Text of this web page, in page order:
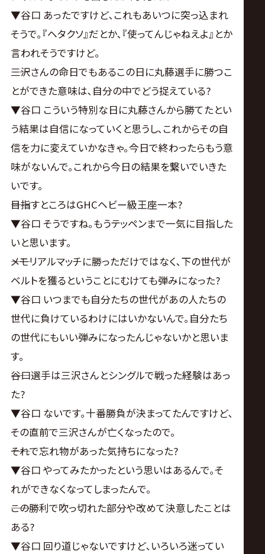
▼谷口 あったですけど､これもあいつに突っ込まれ
そうで｡『ヘタクソ』だとか､『使ってんじゃねえよ』とか
言われそうですけど。
――三沢さんの命日でもあるこの日に丸藤選手に勝つこ
とができた意味は､自分の中でどう捉えている?
▼谷口 こういう特別な日に丸藤さんから勝てたとい
う結果は自信になっていくと思うし､これからその自
信を力に変えていかなきゃ｡今日で終わったらもう意
味がないんで｡これから今日の結果を繋いでいきた
いです。
――目指すところはGHCヘビー級王座一本?
▼谷口 そうですね｡もうテッペンまで一気に目指した
いと思います。
――メモリアルマッチに勝っただけではなく､下の世代が
ベルトを獲るということにむけても弾みになった?
▼谷口 いつまでも自分たちの世代があの人たちの
世代に負けているわけにはいかないんで｡自分たち
の世代にもいい弾みになったんじゃないかと思いま
す。
――谷口選手は三沢さんとシングルで戦った経験はあっ
た?
▼谷口 ないです｡十番勝負が決まってたんですけど､
その直前で三沢さんが亡くなったので。
――それで忘れ物があった気持ちになった?
▼谷口 やってみたかったという思いはあるんで｡そ
れができなくなってしまったんで。
――この勝利で吹っ切れた部分や改めて決意したことは
ある?
▼谷口 回り道じゃないですけど､いろいろ迷ってい